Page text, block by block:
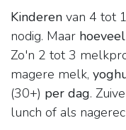
Kinderen van 4 tot
nodig. Maar hoeveel
Zo'n 2 tot 3
magere melk,
(30+) per dag.
lunch of als